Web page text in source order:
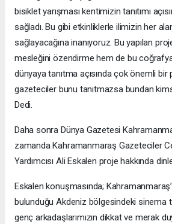
bisiklet yarışması kentimizin tanıtımı
sağladı. Bu gibi etkinliklerle ilimizin her
sağlayacağına inanıyoruz. Bu yapılan
mesleğini özendirme hem de bu
dünyaya tanıtma açısında çok önemli bir
gazeteciler bunu tanıtmazsa bundan
Dedi.
Daha sonra Dünya Gazetesi
zamanda Kahramanmaraş Gazeteciler
Yardımcısı Ali Eskalen proje hakkında
Eskalen konuşmasında;
bulunduğu Akdeniz bölgesindeki sinema
genç arkadaşlarımızın dikkat ve merak